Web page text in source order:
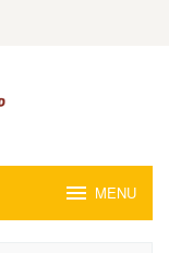
MENU